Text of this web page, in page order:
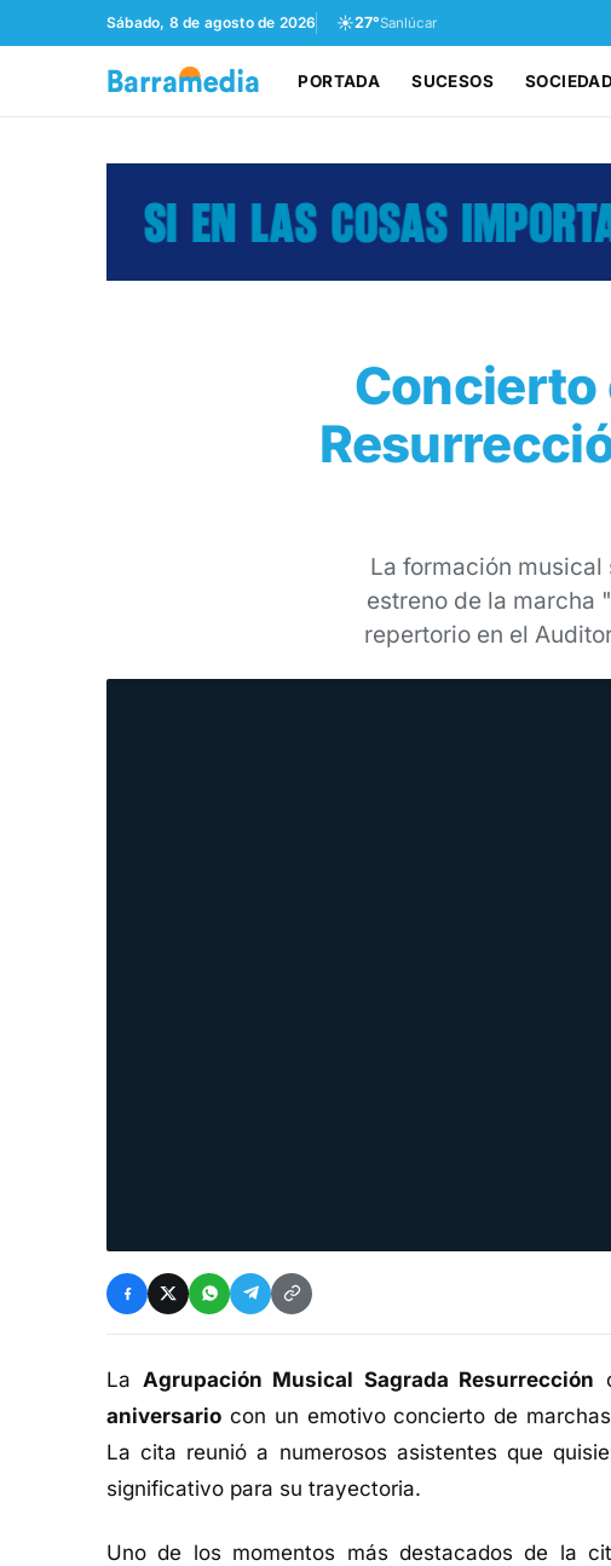
Sábado, 8 de agosto de 2026 ☀️27°Sanlúcar
PORTADA SUCESOS SOCIEDAD
Concierto
La formación
estreno de la marcha
repertorio en el
La Agrupación Musical Sagrada Resurrección
aniversario con un emotivo concierto de
La cita reunió a numerosos asistentes que
significativo para su trayectoria.
Uno de los momentos más destacados de la